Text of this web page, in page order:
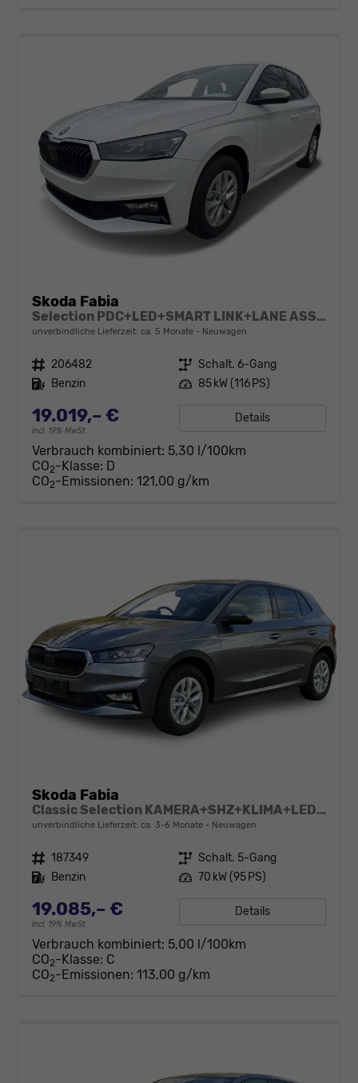
Skoda Fabia
Selection PDC+LED+SMART LINK+LANE ASSIST
unverbindliche Lieferzeit: ca. 5 Monate Neuwagen
Fahrzeugnr. 206482 Getriebe Schalt. 6-Gang
Kraftstoff Benzin Leistung 85 kW (116 PS)
19.019,– €
incl. 19% MwSt.
Details
Verbrauch kombiniert: 5,30 l/100km
CO2-Klasse: D
CO2-Emissionen: 121,00 g/km
Skoda Fabia
Classic Selection KAMERA+SHZ+KLIMA+LED+15" LM+SMARTLINK
unverbindliche Lieferzeit: ca. 3-6 Monate Neuwagen
Fahrzeugnr. 187349 Getriebe Schalt. 5-Gang
Kraftstoff Benzin Leistung 70 kW (95 PS)
19.085,– €
incl. 19% MwSt.
Details
Verbrauch kombiniert: 5,00 l/100km
CO2-Klasse: C
CO2-Emissionen: 113,00 g/km